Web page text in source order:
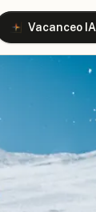
Vacanceo IA